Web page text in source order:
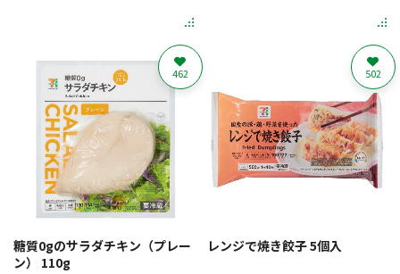
糖質0gのサラダチキン（プレー
ン） 110g
462
レンジで焼き餃子 5個入
502